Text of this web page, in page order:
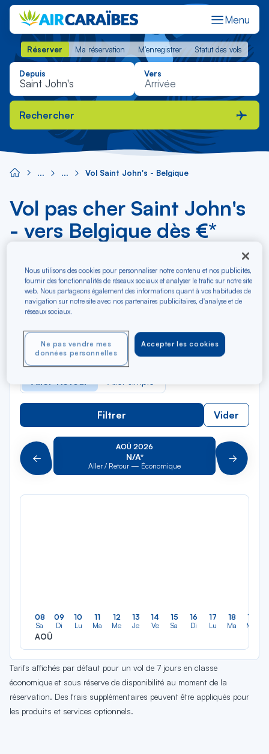
Menu
Réserver Ma réservation M'enregistrer Statut des vols
Réserver Ma réservation M'enregistrer Statut des vols
Depuis Vers
Rechercher
Vol Saint John's - Belgique
Vol pas cher Saint John's
- vers Belgique dès €*
Depuis
Saint John's
Pour aller vers
Type de trajet
Aller-Retour Aller simple
Filtrer Vider
Précédent
AOÛ 2026
N/A*
Aller / Retour — Économique Suivant
08
Sa
AOÛ
09
Di
10
Lu
11
Ma
12
Me
13
Je
14
Ve
15
Sa
16
Di
17
Lu
18
Ma
19
Me
Tarifs affichés par défaut pour un vol de 7 jours en classe
économique et sous réserve de disponibilité au moment de la
réservation. Des frais supplémentaires peuvent être appliqués pour
les produits et services optionnels.
Nous utilisons des cookies pour personnaliser notre contenu et nos publicités,
fournir des fonctionnalités de réseaux sociaux et analyser le trafic sur notre site
web. Nous partageons également des informations quant à vos habitudes de
navigation sur notre site avec nos partenaires publicitaires, d'analyse et de
réseaux sociaux.
Accepter les cookies
Ne pas vendre mes
données personnelles